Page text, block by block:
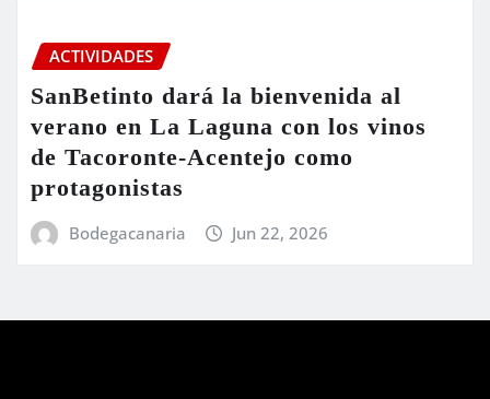
ACTIVIDADES
SanBetinto dará la bienvenida al
verano en La Laguna con los vinos
de Tacoronte-Acentejo como
protagonistas
Bodegacanaria Jun 22, 2026